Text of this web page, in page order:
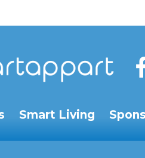
Smart Living